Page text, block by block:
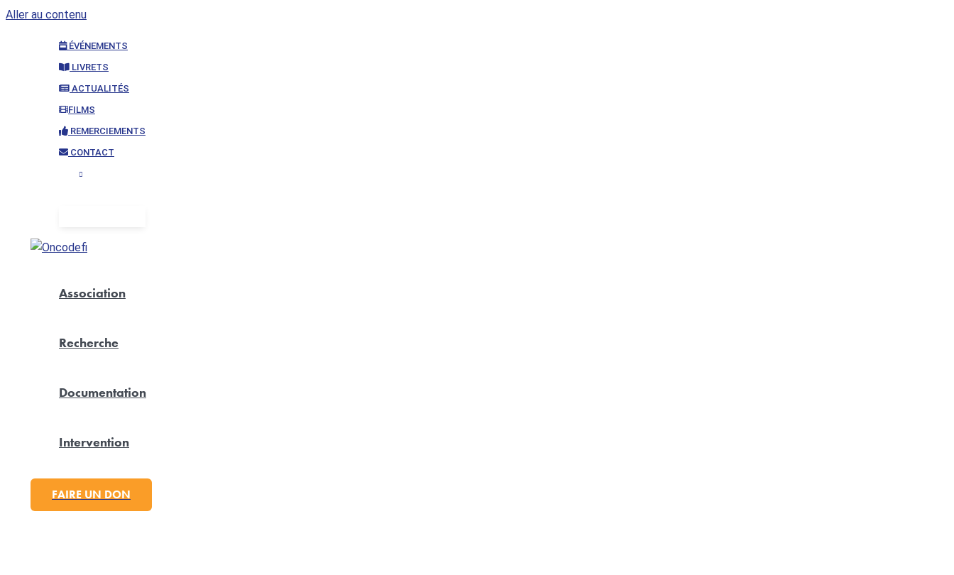
Aller au contenu
ÉVÉNEMENTS
LIVRETS
ACTUALITÉS
FILMS
REMERCIEMENTS
CONTACT
Association
Recherche
Documentation
Intervention
FAIRE UN DON